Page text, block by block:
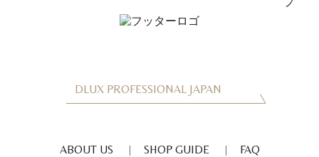
DLUX PROFESSIONAL JAPAN
ABOUT US SHOP GUIDE FAQ